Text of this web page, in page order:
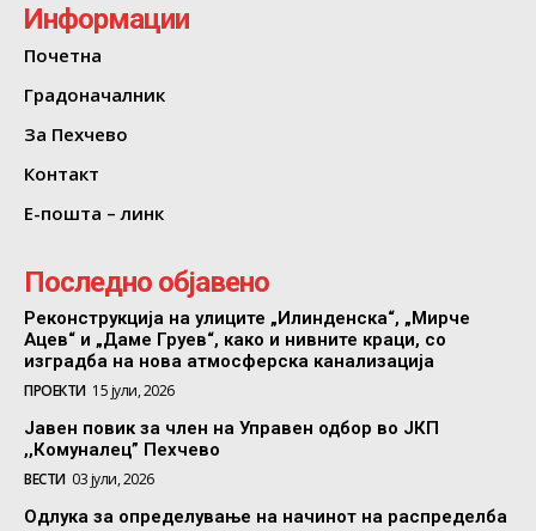
Информации
Почетна
Градоначалник
За Пехчево
Контакт
Е-пошта – линк
Последно објавено
Реконструкција на улиците „Илинденска“, „Мирче
Ацев“ и „Даме Груев“, како и нивните краци, со
изградба на нова атмосферска канализација
ПРОЕКТИ 15 јули, 2026
Јавен повик за член на Управен одбор во ЈКП
,,Комуналец” Пехчево
ВЕСТИ 03 јули, 2026
Одлука за определување на начинот на распределба